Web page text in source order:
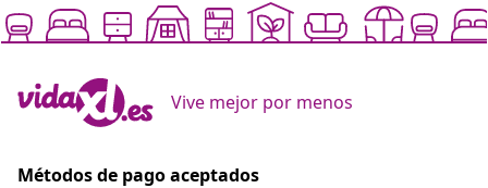
Vive mejor por menos
Métodos de pago aceptados